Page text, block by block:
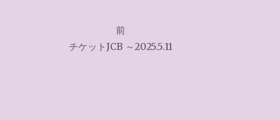
稿
前
チケットJCB ～2025.5.11